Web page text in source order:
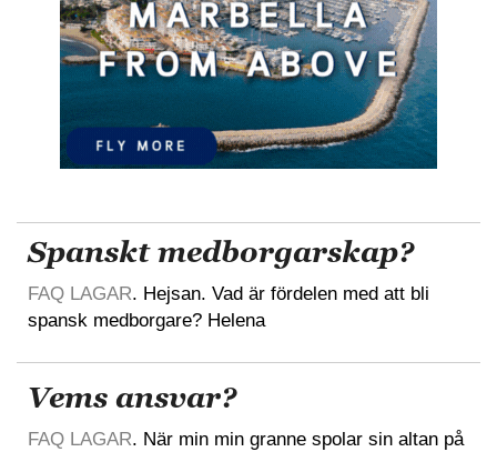
Spanskt medborgarskap?
FAQ LAGAR. Hejsan. Vad är fördelen med att bli
spansk medborgare? Helena
Vems ansvar?
FAQ LAGAR. När min min granne spolar sin altan på